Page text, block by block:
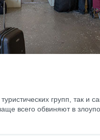
групп, так и
всего обвиняют в